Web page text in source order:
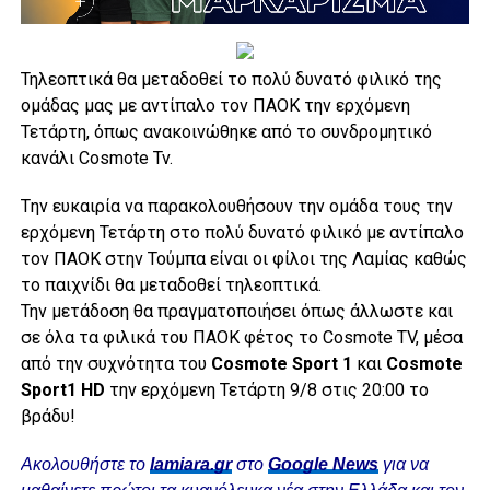
Τηλεοπτικά θα μεταδοθεί το πολύ δυνατό φιλικό της
ομάδας μας με αντίπαλο τον ΠΑΟΚ την ερχόμενη
Τετάρτη, όπως ανακοινώθηκε από το συνδρομητικό
κανάλι Cosmote Tv.
Tην ευκαιρία να παρακολουθήσουν την ομάδα τους την
ερχόμενη Τετάρτη στο πολύ δυνατό φιλικό με αντίπαλο
τον ΠΑΟΚ στην Τούμπα είναι οι φίλοι της Λαμίας καθώς
το παιχνίδι θα μεταδοθεί τηλεοπτικά.
Την μετάδοση θα πραγματοποιήσει όπως άλλωστε και
σε όλα τα φιλικά του ΠΑΟΚ φέτος τo Cosmote TV, μέσα
από την συχνότητα του Cosmote Sport 1 και Cosmote
Sport1 HD την ερχόμενη Τετάρτη 9/8 στις 20:00 το
βράδυ!
Ακολουθήστε το lamiara.grστο Google Newsγια να